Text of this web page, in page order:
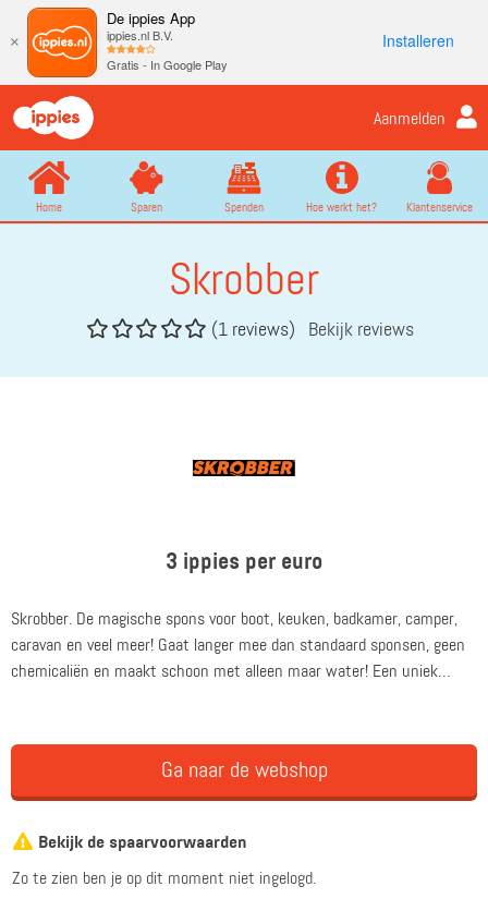
×
De ippies App
ippies.nl B.V.
Gratis - In Google Play
Installeren
Aanmelden
Home Sparen Spenden Hoe werkt het? Klantenservice
Skrobber
(1 reviews) Bekijk reviews
3 ippies per euro
Skrobber. De magische spons voor boot, keuken, badkamer, camper,
caravan en veel meer! Gaat langer mee dan standaard sponsen, geen
chemicaliën en maakt schoon met alleen maar water! Een uniek
Ga naar de webshop
Bekijk de spaarvoorwaarden
Zo te zien ben je op dit moment niet ingelogd.